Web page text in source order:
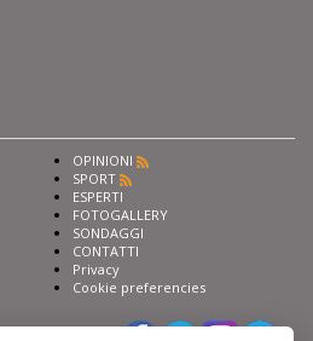
OPINIONI
SPORT
ESPERTI
FOTOGALLERY
SONDAGGI
CONTATTI
Privacy
Cookie preferencies